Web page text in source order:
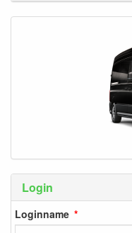
Login
Loginname